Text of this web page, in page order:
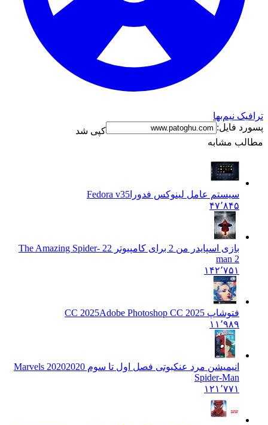
ترافیک نیم‌بها
پسورد فایل:
کپی شد
مطالب مشابه
سیستم عامل لینوکس فدورا Fedora v35
۴۷٬۸۴۵
بازی اسپایدر من 2 برای کامپیوتر 2
2 The Amazing Spider-
man 2
۱۴۲٬۷۵۱
فتوشاپ CC 2025 Adobe Photoshop CC 2025
۱۱٬۹۸۹
انیمیشن مرد عنکبوتی فصل اول تا سوم 2020
2020 Marvels
Spider-Man
۱۲۱٬۷۷۱